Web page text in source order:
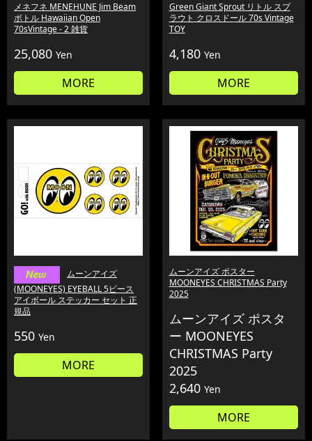
メネフネ MENEHUNE Jim Beam
ボトル Hawaiian Open
70sVintage - 2 雑貨
25,080 Yen
MORE
Green Giant Sprout リトル スプ
ラウト クロスドール 70s Vintage
TOY
4,180 Yen
MORE
ムーンアイズ
(MOONEYES) EYEBALL 5ピース
アイボール ステッカー セット 正
規品
550 Yen
MORE
ムーンアイズ ポスター
MOONEYES CHRISTMAS Party
2025
ムーンアイズ ポスタ
ー MOONEYES
CHRISTMAS Party
2025
2,640 Yen
MORE